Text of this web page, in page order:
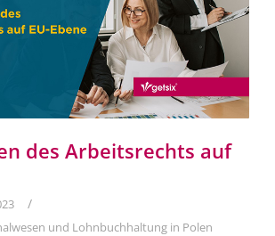
des Arbeitsrechts auf
/
und Lohnbuchhaltung in Polen